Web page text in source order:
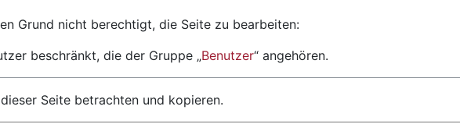
SucheGrund nicht berechtigt, die Seite zu bearbeiten:
beschränkt, die der Gruppe „Benutzer“ angehören.
Seite betrachten und kopieren.